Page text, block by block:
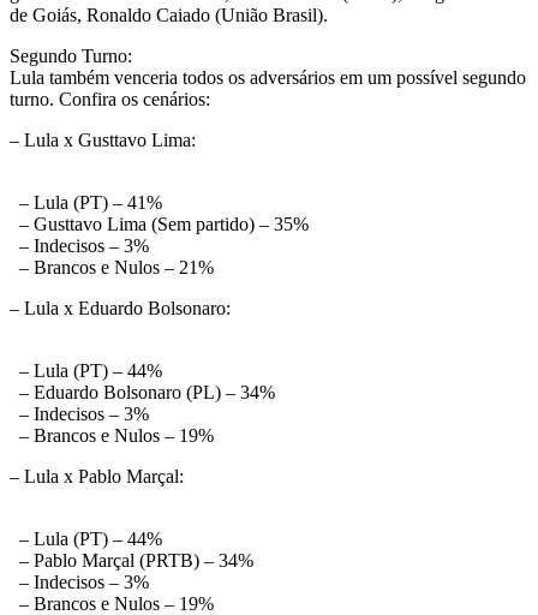
de Goiás, Ronaldo Caiado (União Brasil).
Segundo Turno:
Lula também venceria todos os adversários em um possível segundo
turno. Confira os cenários:
– Lula x Gusttavo Lima:
– Lula (PT) – 41%
– Gusttavo Lima (Sem partido) – 35%
– Indecisos – 3%
– Brancos e Nulos – 21%
– Lula x Eduardo Bolsonaro:
– Lula (PT) – 44%
– Eduardo Bolsonaro (PL) – 34%
– Indecisos – 3%
– Brancos e Nulos – 19%
– Lula x Pablo Marçal:
– Lula (PT) – 44%
– Pablo Marçal (PRTB) – 34%
– Indecisos – 3%
– Brancos e Nulos – 19%